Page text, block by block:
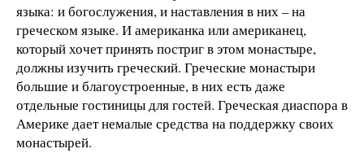
языка: и богослужения, и наставления в них – на
греческом языке. И американка или американец,
который хочет принять постриг в этом монастыре,
должны изучить греческий. Греческие монастыри
большие и благоустроенные, в них есть даже
отдельные гостиницы для гостей. Греческая диаспора в
Америке дает немалые средства на поддержку своих
монастырей.